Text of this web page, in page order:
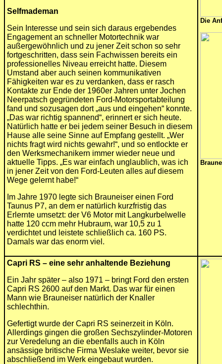
Selfmademan
Sein Interesse und sein sich daraus ergebendes
Engagement an schneller Motortechnik war
außergewöhnlich und zu jener Zeit schon so sehr
fortgeschritten, dass sein Fachwissen bereits ein
professionelles Niveau erreicht hatte. Diesem
Umstand aber auch seinen kommunikativen
Fähigkeiten war es zu verdanken, dass er rasch
Kontakte zur Ende der 1960er Jahren unter Jochen
Neerpatsch gegründeten Ford-Motorsportabteilung
fand und sozusagen dort „aus und eingehen“ konnte.
„Das war richtig spannend“, erinnert er sich heute.
Natürlich hatte er bei jedem seiner Besuch in diesem
Hause alle seine Sinne auf Empfang gestellt. „Wer
nichts fragt wird nichts gewahr!“, und so entlockte er
den Werksmechanikern immer wieder neue und
aktuelle Tipps. „Es war einfach unglaublich, was ich
in jener Zeit von den Ford-Leuten alles auf diesem
Wege gelernt habe!“
Im Jahre 1970 legte sich Brauneiser einen Ford
Taunus P7, an dem er natürlich kurzfristig das
Erlernte umsetzt: der V6 Motor mit Langkurbelwelle
hatte 120 ccm mehr Hubraum, war 10,5 zu 1
verdichtet und leistete schließlich ca. 160 PS.
Damals war das enorm viel.
Die
Capri RS – eine sehr anhaltende Beziehung
Ein Jahr später – also 1971 – bringt Ford den ersten
Capri RS 2600 auf den Markt. Das war für einen
Mann wie Brauneiser natürlich der Knaller
schlechthin.
Gefertigt wurde der Capri RS seinerzeit in Köln.
Allerdings gingen die großen Sechszylinder-Motoren
zur Veredelung an die ebenfalls auch in Köln
ansässige britische Firma Weslake weiter, bevor sie
abschließend im Werk eingebaut wurden.